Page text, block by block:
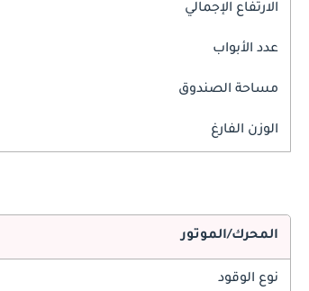
الارتفاع الإجمالي
عدد الأبواب
مساحة الصندوق
الوزن الفارغ
المحرك/الموتور
نوع الوقود